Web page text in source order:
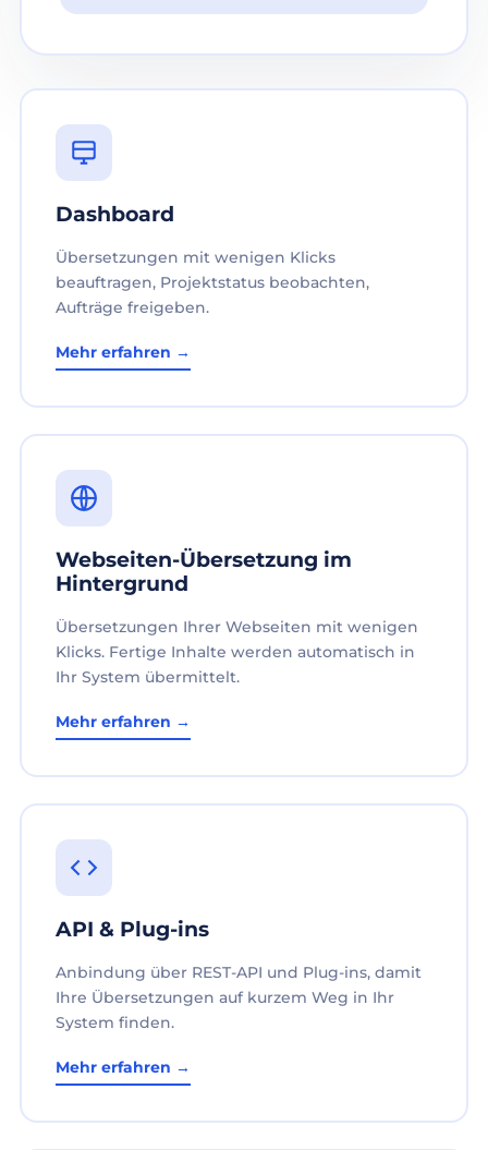
Dashboard
Übersetzungen mit wenigen Klicks
beauftragen, Projektstatus beobachten,
Aufträge freigeben.
Mehr erfahren →
Webseiten-Übersetzung im
Hintergrund
Übersetzungen Ihrer Webseiten mit wenigen
Klicks. Fertige Inhalte werden automatisch in
Ihr System übermittelt.
Mehr erfahren →
API & Plug-ins
Anbindung über REST-API und Plug-ins, damit
Ihre Übersetzungen auf kurzem Weg in Ihr
System finden.
Mehr erfahren →